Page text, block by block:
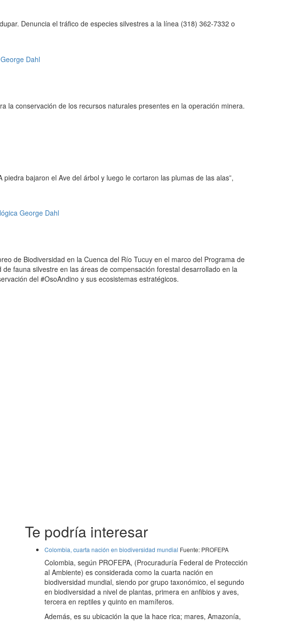
Denuncia el tráfico de especies silvestres a la línea (318) 362-7332 o
la conservación de los recursos naturales presentes en la operación minera.
bajaron el Ave del árbol y luego le cortaron las plumas de las alas”,
de Biodiversidad en la Cuenca del Río Tucuy en el marco del Programa de
fauna silvestre en las áreas de compensación forestal desarrollado en la
del #OsoAndino y sus ecosistemas estratégicos.
Te podría interesar
Colombia, cuarta nación en biodiversidad mundial Fuente: PROFEPA
Colombia, según PROFEPA, (Procuraduría Federal de Protección
al Ambiente) es considerada como la cuarta nación en
biodiversidad mundial, siendo por grupo taxonómico, el segundo
en biodiversidad a nivel de plantas, primera en anfibios y aves,
tercera en reptiles y quinto en mamíferos.
Además, es su ubicación la que la hace rica; mares, Amazonía,